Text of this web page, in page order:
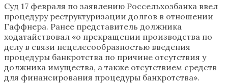
Суд 17 февраля по заявлению Россельхозбанка ввел
процедуру реструктуризации долгов в отношении
Гаффнера. Ранее представитель должника
ходатайствовал «о прекращении производства по
делу в связи нецелесообразностью введения
процедуры банкротства по причине отсутствия у
должника имущества, а также отсутствием средств
для финансирования процедуры банкротства».